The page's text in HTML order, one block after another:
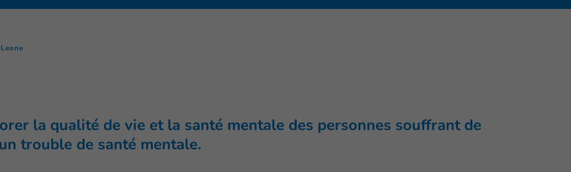
la qualité de vie et la santé mentale des personnes souffrant de
trouble de santé mentale.